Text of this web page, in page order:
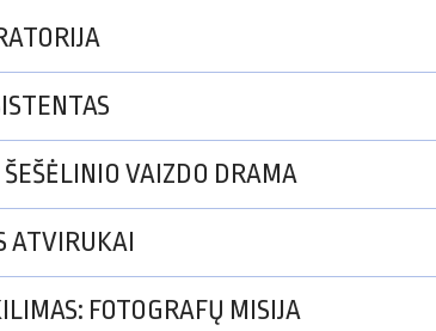
VAIZDO DRAMA
ATVIRUKAI
FOTOGRAFŲ MISIJA